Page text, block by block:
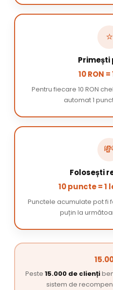
⭐
10 RON
Pentru fiecare 10 RON
automat 1
Folosești
10 puncte = 1
Punctele acumulate pot fi
puțin la
Peste 15.000 de clienți
sistem de